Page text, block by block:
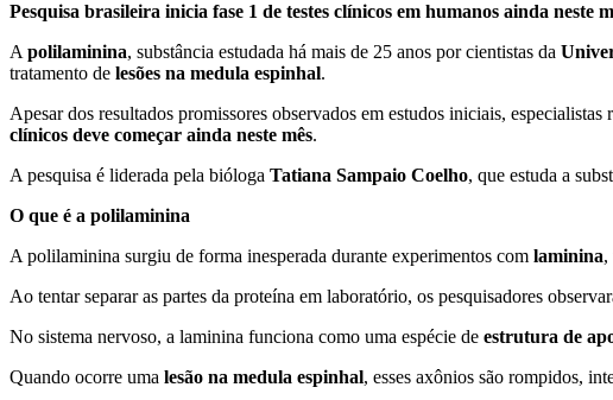
Pesquisa brasileira inicia fase 1 de testes clínicos em humanos ainda neste
A polilaminina, substância estudada há mais de 25 anos por cientistas da
tratamento de lesões na medula espinhal.
Apesar dos resultados promissores observados em estudos iniciais, especialistas
clínicos deve começar ainda neste mês.
A pesquisa é liderada pela bióloga Tatiana Sampaio Coelho, que estuda a
O que é a polilaminina
A polilaminina surgiu de forma inesperada durante experimentos com laminina,
Ao tentar separar as partes da proteína em laboratório, os pesquisadores
No sistema nervoso, a laminina funciona como uma espécie de estrutura de
Quando ocorre uma lesão na medula espinhal, esses axônios são rompidos,